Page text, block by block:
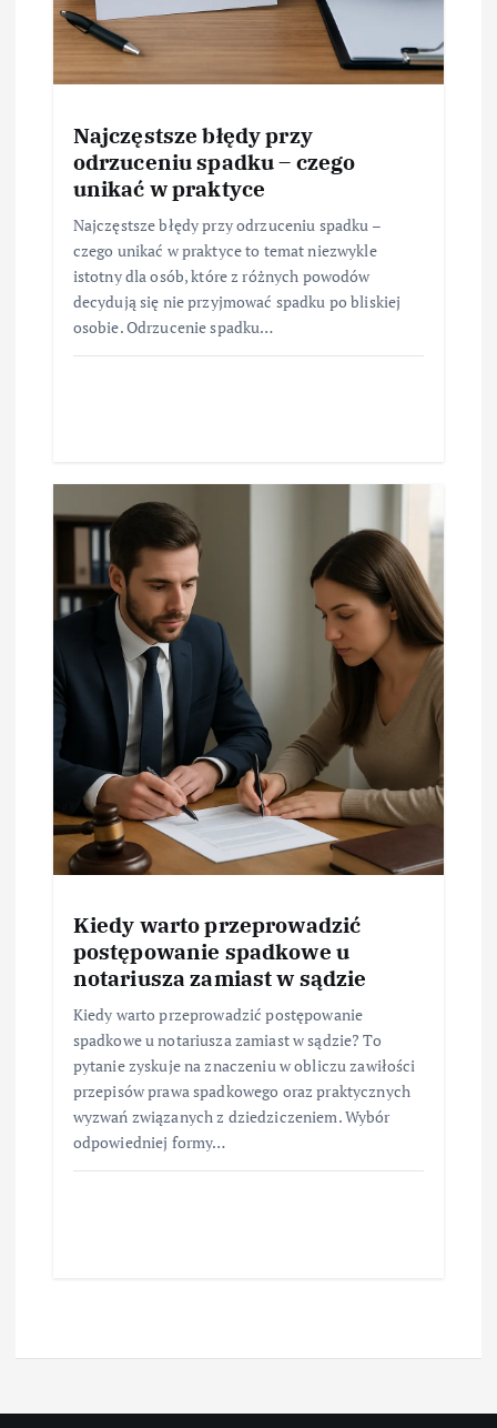
Najczęstsze błędy przy
odrzuceniu spadku – czego
unikać w praktyce
Najczęstsze błędy przy odrzuceniu spadku –
czego unikać w praktyce to temat niezwykle
istotny dla osób, które z różnych powodów
decydują się nie przyjmować spadku po bliskiej
osobie. Odrzucenie spadku…
Kiedy warto przeprowadzić
postępowanie spadkowe u
notariusza zamiast w sądzie
Kiedy warto przeprowadzić postępowanie
spadkowe u notariusza zamiast w sądzie? To
pytanie zyskuje na znaczeniu w obliczu zawiłości
przepisów prawa spadkowego oraz praktycznych
wyzwań związanych z dziedziczeniem. Wybór
odpowiedniej formy…